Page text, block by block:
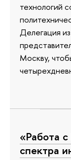
технологий
Делегация
Москву,
«Работа
спектра